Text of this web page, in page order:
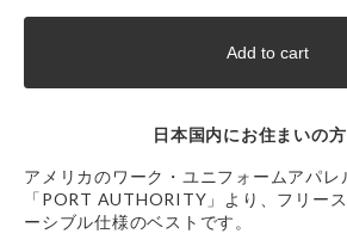
Add to cart
日本国内にお住まいの
アメリカのワーク・ユニフォームアパレ
「PORT AUTHORITY」より、フリー
ーシブル仕様のベストです。